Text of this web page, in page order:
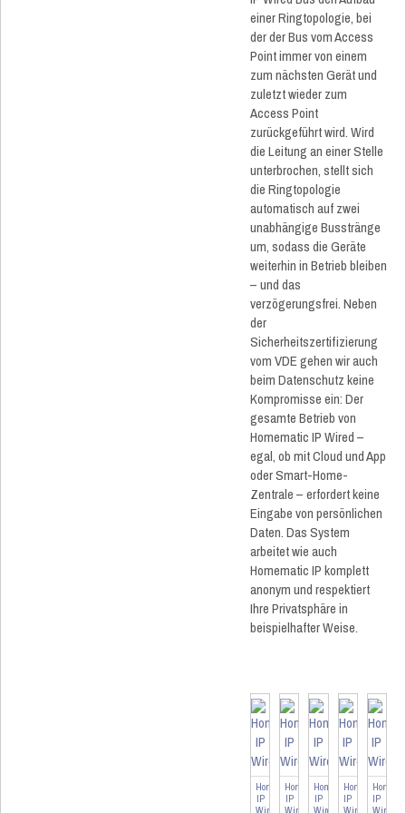
einer Ringtopologie, bei
der der Bus vom Access
Point immer von einem
zum nächsten Gerät und
zuletzt wieder zum
Access Point
zurückgeführt wird. Wird
die Leitung an einer Stelle
unterbrochen, stellt sich
die Ringtopologie
automatisch auf zwei
unabhängige Busstränge
um, sodass die Geräte
weiterhin in Betrieb bleiben
– und das
verzögerungsfrei. Neben
der
Sicherheitszertifizierung
vom VDE gehen wir auch
beim Datenschutz keine
Kompromisse ein: Der
gesamte Betrieb von
Homematic IP Wired –
egal, ob mit Cloud und App
oder Smart-Home-
Zentrale – erfordert keine
Eingabe von persönlichen
Daten. Das System
arbeitet wie auch
Homematic IP komplett
anonym und respektiert
Ihre Privatsphäre in
beispielhafter Weise.
Homematic
IP
Wired
Homematic
IP
Wired
Homematic
IP
Wired
Homematic
IP
Wired
IP
Wired